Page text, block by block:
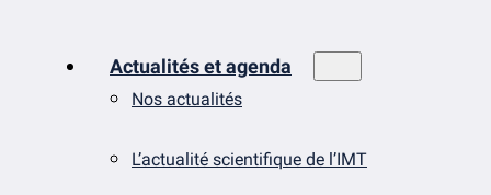
Actualités et agenda
Nos actualités
L’actualité scientifique de l’IMT